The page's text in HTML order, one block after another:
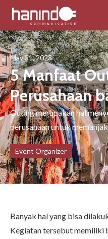
May 31, 2023
5 Manfaat
Perusahaan
Outing merupakan hal
perusahaan untuk
Event Organizer
Banyak hal yang bisa
Kegiatan tersebut memiliki